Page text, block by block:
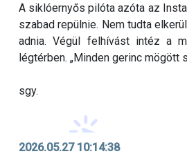
A siklóernyős pilóta azóta az
szabad repülnie. Nem tudta
adnia. Végül felhívást intéz a
légtérben. „Minden gerinc mögött
sgy.
2026.05.27 10:14:38